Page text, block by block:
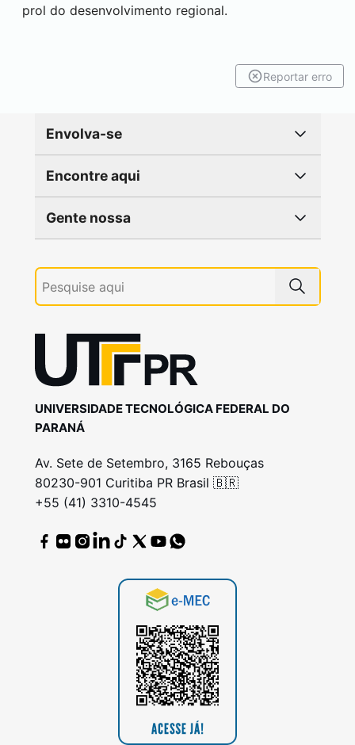
prol do desenvolvimento regional.
Reportar erro
Envolva-se
Encontre aqui
Gente nossa
UNIVERSIDADE TECNOLÓGICA FEDERAL DO
PARANÁ
Av. Sete de Setembro, 3165 Rebouças
80230-901 Curitiba PR Brasil 🇧🇷
+55 (41) 3310-4545